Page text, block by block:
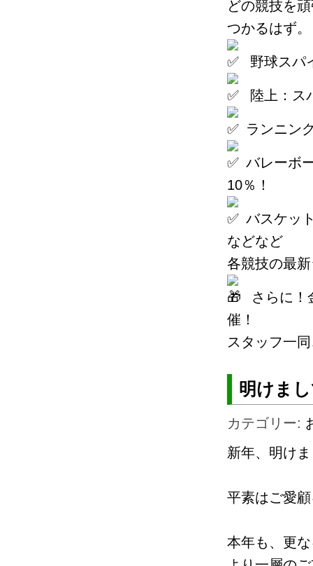
どの競技を
つかるはず。
野球スパ
陸上：ス
ランニン
バレーボ
10％！
バスケッ
などなど
各競技の最
さらに！
催！
スタッフ一
明けま
カテゴリー:
新年、明け
平素はご愛
本年も、更